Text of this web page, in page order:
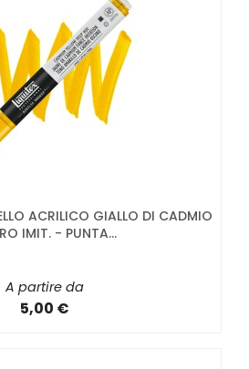
ACRILICO GIALLO DI CADMIO
IMIT. - PUNTA...
A partire da
5,00 €